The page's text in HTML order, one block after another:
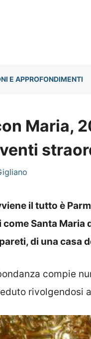
E APPROFONDIMENTI
Maria,
il tutto è
Santa Maria
di una casa
compie
rivolgendosi